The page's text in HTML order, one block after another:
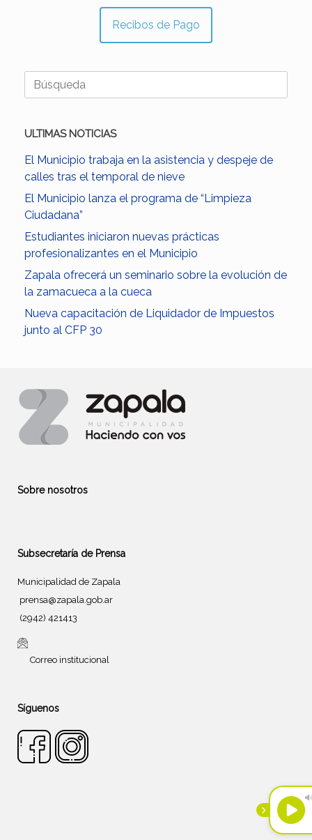
Recibos de Pago
Buscar:
ULTIMAS NOTICIAS
El Municipio trabaja en la asistencia y despeje de
calles tras el temporal de nieve
El Municipio lanza el programa de “Limpieza
Ciudadana”
Estudiantes iniciaron nuevas prácticas
profesionalizantes en el Municipio
Zapala ofrecerá un seminario sobre la evolución de
la zamacueca a la cueca
Nueva capacitación de Liquidador de Impuestos
junto al CFP 30
Sobre nosotros
Subsecretaría de Prensa
Municipalidad de Zapala
prensa@zapala.gob.ar
(2942) 421413
Correo institucional
Síguenos